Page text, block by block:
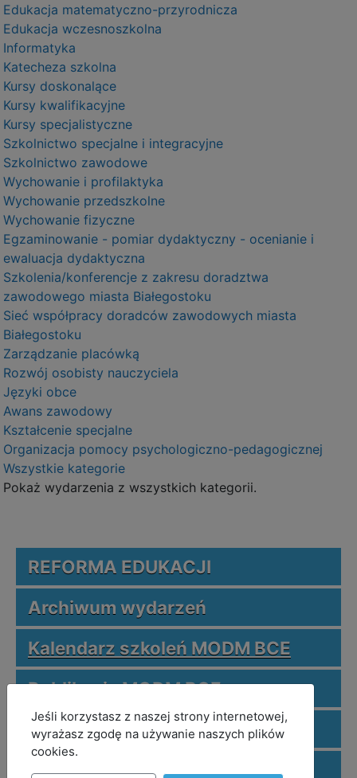
Edukacja matematyczno-przyrodnicza
Edukacja wczesnoszkolna
Informatyka
Katecheza szkolna
Kursy doskonalące
Kursy kwalifikacyjne
Kursy specjalistyczne
Szkolnictwo specjalne i integracyjne
Szkolnictwo zawodowe
Wychowanie i profilaktyka
Wychowanie przedszkolne
Wychowanie fizyczne
Egzaminowanie - pomiar dydaktyczny - ocenianie i
ewaluacja dydaktyczna
Szkolenia/konferencje z zakresu doradztwa
zawodowego miasta Białegostoku
Sieć współpracy doradców zawodowych miasta
Białegostoku
Zarządzanie placówką
Rozwój osobisty nauczyciela
Języki obce
Awans zawodowy
Kształcenie specjalne
Organizacja pomocy psychologiczno-pedagogicznej
Wszystkie kategorie
Pokaż wydarzenia z wszystkich kategorii.
REFORMA EDUKACJI
Archiwum wydarzeń
Kalendarz szkoleń MODM BCE
Publikacje MODM BCE
Zeszyty metodyczne
Publikacje nauczycieli
MOD_JBCOOKIES_LANG_HEADER_DEFAULT
Jeśli korzystasz z naszej strony internetowej,
wyrażasz zgodę na używanie naszych plików
cookies.